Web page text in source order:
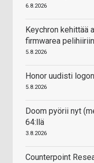
6.8.2026
Keychron kehittää
firmwarea pelihiiriin
5.8.2026
Honor uudisti
5.8.2026
Doom pyörii nyt
64:llä
3.8.2026
Counterpoint